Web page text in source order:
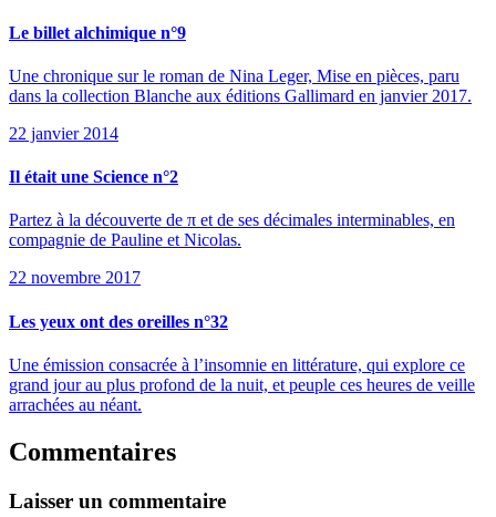
Le billet alchimique n°9
Une chronique sur le roman de Nina Leger, Mise en pièces, paru
dans la collection Blanche aux éditions Gallimard en janvier 2017.
22 janvier 2014
Il était une Science n°2
Partez à la découverte de π et de ses décimales interminables, en
compagnie de Pauline et Nicolas.
22 novembre 2017
Les yeux ont des oreilles n°32
Une émission consacrée à l’insomnie en littérature, qui explore ce
grand jour au plus profond de la nuit, et peuple ces heures de veille
arrachées au néant.
Commentaires
Laisser un commentaire